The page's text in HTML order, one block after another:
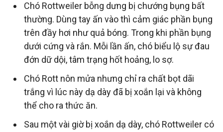
Chó Rottweiler bỗng dưng bị chướng bụng bất
thường. Dùng tay ấn vào thì cảm giác phần bụng
trên đầy hơi như quả bóng. Trong khi phần bụng
dưới cứng và rắn. Mỗi lần ấn, chó biểu lộ sự đau
đớn dữ dội, tâm trạng hốt hoảng, lo sợ.
Chó Rott nôn mửa nhưng chỉ ra chất bọt dãi
trắng vì lúc này dạ dày đã bị xoắn lại và không
thể cho ra thức ăn.
Sau một vài giờ bị xoắn dạ dày, chó Rottweiler có